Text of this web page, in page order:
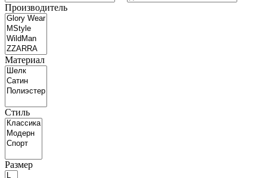
Производитель
Материал
Стиль
Размер